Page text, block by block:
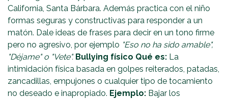
California, Santa Bárbara. Además practica con el niño
formas seguras y constructivas para responder a un
matón. Dale ideas de frases para decir en un tono firme
pero no agresivo, por ejemplo "Eso no ha sido amable",
"Déjame" o "Vete". Bullying físico Qué es: La
intimidación física basada en golpes reiterados, patadas,
zancadillas, empujones o cualquier tipo de tocamiento
no deseado e inapropiado. Ejemplo: Bajar los